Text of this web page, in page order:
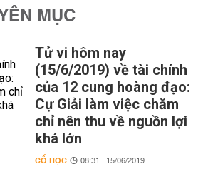
MỤC
Tử vi hôm nay
(15/6/2019) về tài chính
của 12 cung hoàng đạo:
Cự Giải làm việc chăm
chỉ nên thu về nguồn lợi
khá lớn
CỔ HỌC 08:31 | 15/06/2019